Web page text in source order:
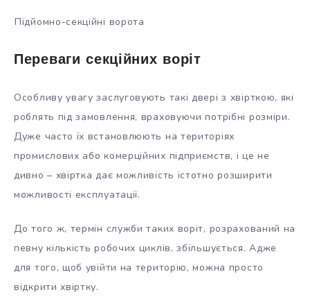
Підйомно-секційні ворота
Переваги секційних воріт
Особливу увагу заслуговують такі двері з хвірткою, які
роблять під замовлення, враховуючи потрібні розміри.
Дуже часто їх встановлюють на територіях
промислових або комерційних підприємств, і це не
дивно – хвіртка дає можливість істотно розширити
можливості експлуатації.
До того ж, термін служби таких воріт, розрахований на
певну кількість робочих циклів, збільшується. Адже
для того, щоб увійти на територію, можна просто
відкрити хвіртку.